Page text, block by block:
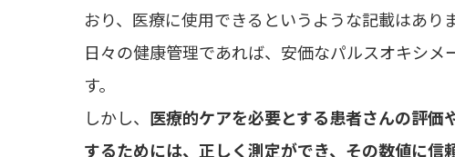
おり、医療に使用できるというような記載はあり
日々の健康管理であれば、安価なパルスオキシ
す。
しかし、 医療的ケアを必要とする患者さんの評
するためには、正しく測定ができ、その数値に